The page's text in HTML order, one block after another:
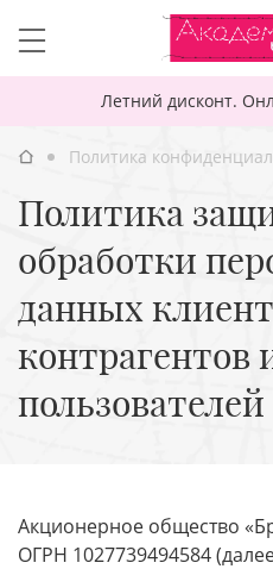
Летний дисконт.
Политика
Политика
обработки
данных
контрагентов
Акционерное общество
ОГРН 1027739494584